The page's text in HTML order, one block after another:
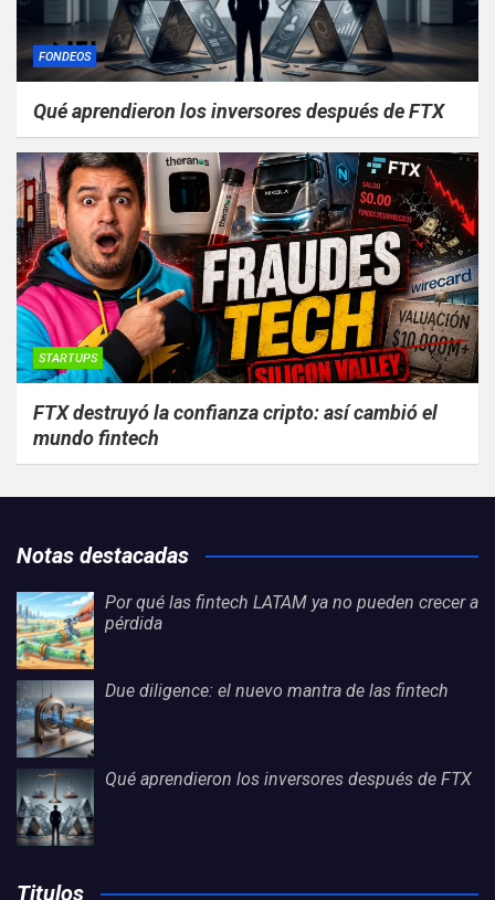
FONDEOS
Qué aprendieron los inversores después de FTX
STARTUPS
FTX destruyó la confianza cripto: así cambió el
mundo fintech
Notas destacadas
Por qué las fintech LATAM ya no pueden crecer a
pérdida
Due diligence: el nuevo mantra de las fintech
Qué aprendieron los inversores después de FTX
Titulos